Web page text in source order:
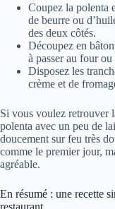
Coupez la polenta
de beurre ou
des deux côtés.
Découpez en
à passer au four ou
Disposez les
crème et de
Si vous voulez retrouver
polenta avec un peu de
doucement sur feu très
comme le premier jour,
agréable.
En résumé : une recette
restaurant